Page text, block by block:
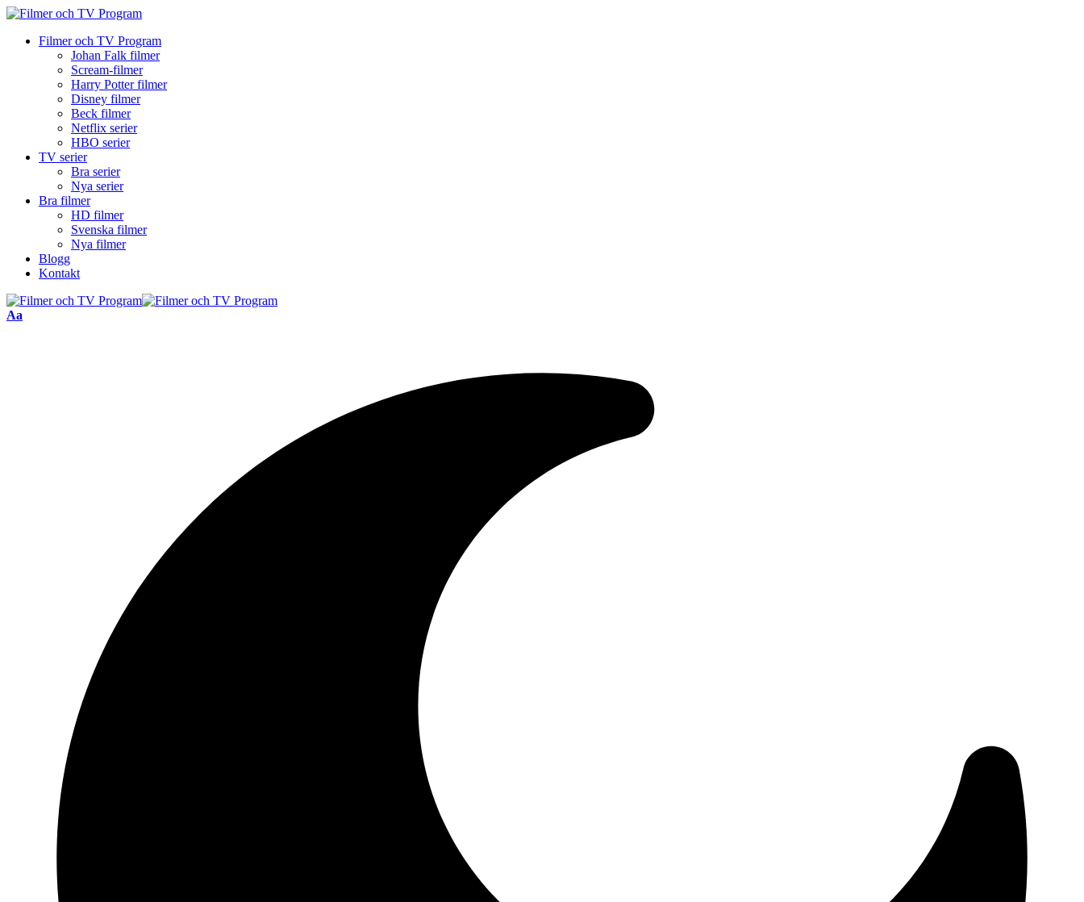
Filmer och TV Program
Johan Falk filmer
Scream-filmer
Harry Potter filmer
Disney filmer
Beck filmer
Netflix serier
HBO serier
TV serier
Bra serier
Nya serier
Bra filmer
HD filmer
Svenska filmer
Nya filmer
Blogg
Kontakt
Font
Aa